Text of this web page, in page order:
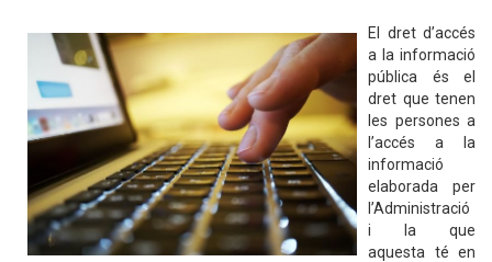
El dret d’accés
a la informació
pública és el
dret que tenen
les persones a
l’accés a la
informació
elaborada per
l’Administració
i la que
aquesta té en